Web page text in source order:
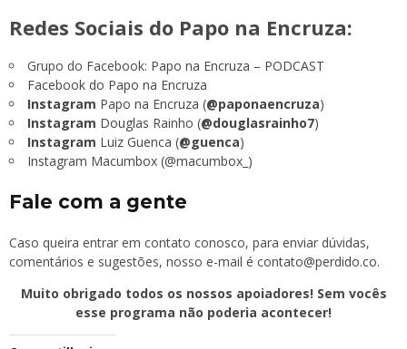
Redes Sociais do Papo na Encruza:
Grupo do Facebook: Papo na Encruza – PODCAST
Facebook do Papo na Encruza
Instagram Papo na Encruza (@paponaencruza)
Instagram Douglas Rainho (@douglasrainho7)
Instagram Luiz Guenca (@guenca)
Instagram Macumbox (@macumbox_)
Fale com a gente
Caso queira entrar em contato conosco, para enviar dúvidas,
comentários e sugestões, nosso e-mail é contato@perdido.co.
Muito obrigado todos os nossos apoiadores! Sem vocês
esse programa não poderia acontecer!